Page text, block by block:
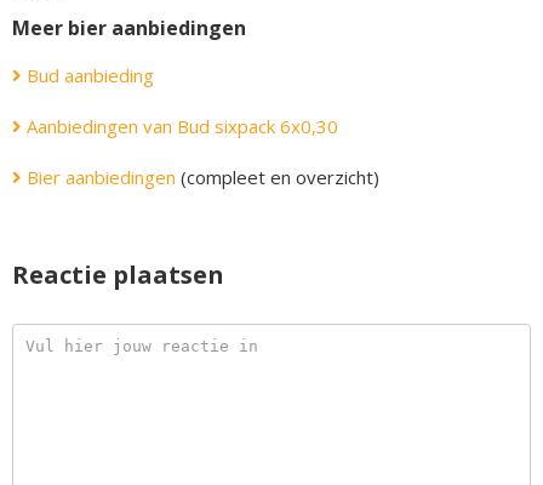
Meer bier aanbiedingen
Bud aanbieding
Aanbiedingen van Bud sixpack 6x0,30
Bier aanbiedingen (compleet en overzicht)
Reactie plaatsen